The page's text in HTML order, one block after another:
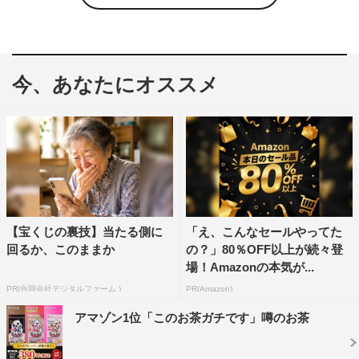
今、あなたにオススメ
【宝くじの裏技】当たる側に
回るか、このままか
PR(合同会社デジタルファーム )
「え、こんなセールやってた
の？」80％OFF以上が続々登
場！Amazonの本気が...
PR(Amazon)
アマゾン1位「このお茶ガチです」噂のお茶